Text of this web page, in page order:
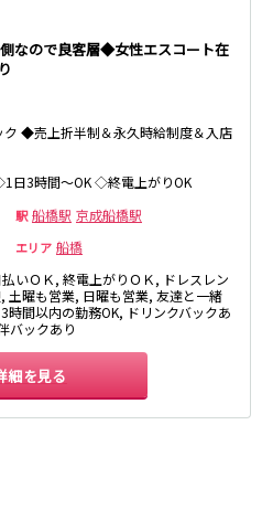
なので良客層◆女性エスコート在
◆売上折半制＆永久時給制度＆入店
日3時間～OK ◇終電上がりOK
駅 船橋駅 京成船橋駅
エリア 船橋
いＯＫ, 終電上がりＯＫ, ドレスレン
土曜も営業, 日曜も営業, 友達と一緒
時間以内の勤務OK, ドリンクバックあ
バックあり
細を見る
馬
川・大井町・大森
西
軒茶屋・二子玉川
成増・板橋
浅草・浅草橋・両国
中
島・小作
分寺
宿
前仲町駅
国駅
下駅
錦糸町駅
祥寺駅
葉原駅
八幡駅
田沼駅
岩駅
窪駅